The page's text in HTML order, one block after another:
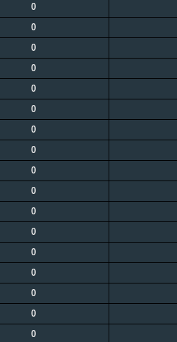
0
0
0
0
0
0
0
0
0
0
0
0
0
0
0
0
0